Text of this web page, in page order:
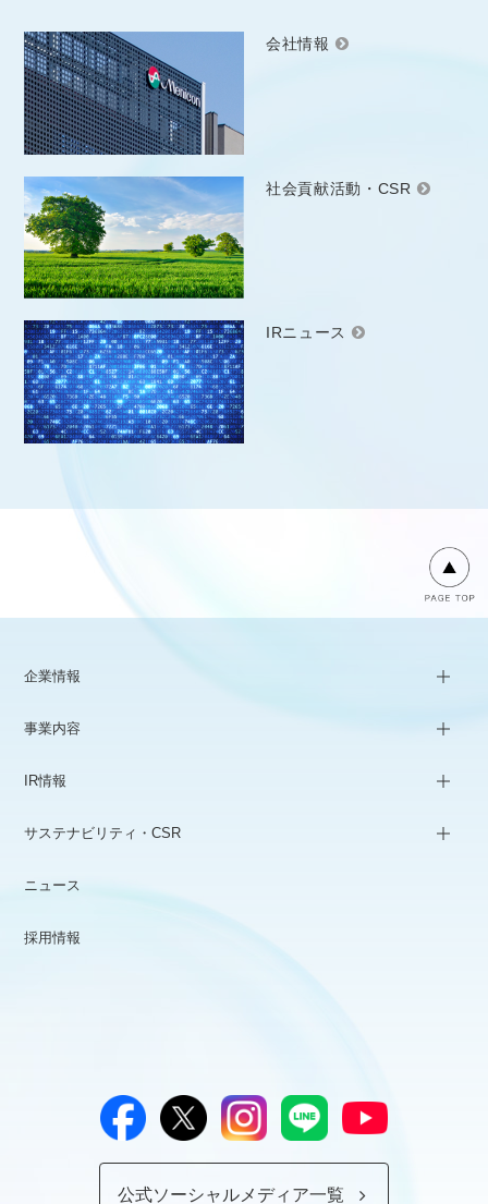
会社情報
社会貢献活動・CSR
IRニュース
企業情報
事業内容
IR情報
サステナビリティ・CSR
ニュース
採用情報
公式ソーシャルメディア一覧